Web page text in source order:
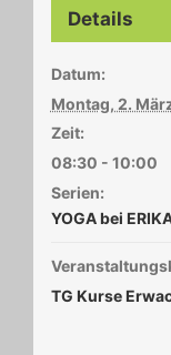
Details
Datum:
Montag, 2.
Zeit:
08:30 - 10:00
Serien:
YOGA bei
TG Kurse